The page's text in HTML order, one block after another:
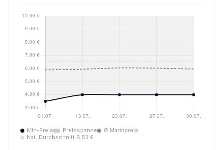
Min-Preis Preisspanne
Ø Marktpreis
Nat. Durchschnitt 6,53 €